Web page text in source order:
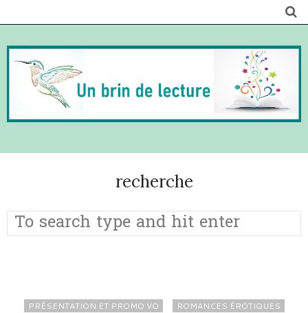
recherche
PRÉSENTATION ET PROMO VO ROMANCES ÉROTIQUES